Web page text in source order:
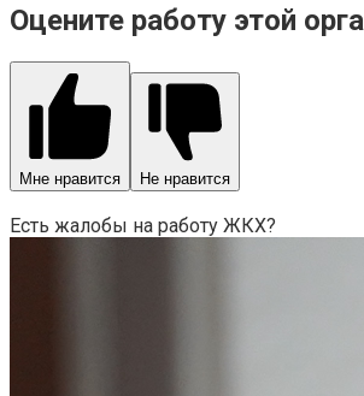
Оцените работу этой
Мне нравится Не нравится
Есть жалобы на работу ЖКХ?